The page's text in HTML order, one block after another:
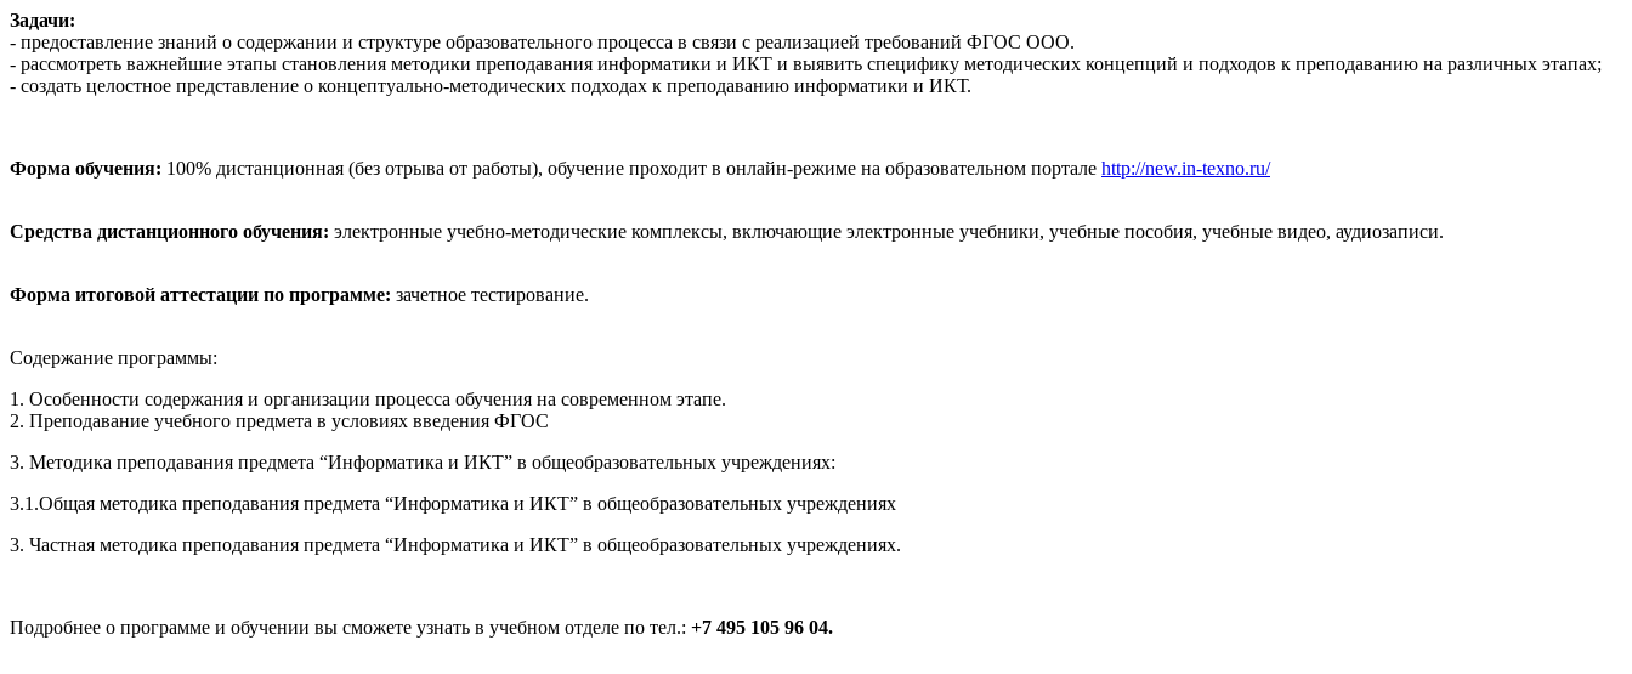
Задачи:
- предоставление знаний о содержании и структуре образовательного процесса в связи с реализацией требований ФГОС ООО.
- рассмотреть важнейшие этапы становления методики преподавания информатики и ИКТ и выявить специфику методических концепций и подходов к преподаванию на различных этапах;
- создать целостное представление о концептуально-методических подходах к преподаванию информатики и ИКТ.
Форма обучения: 100% дистанционная (без отрыва от работы), обучение проходит в онлайн-режиме на образовательном портале http://new.in-texno.ru/
Средства дистанционного обучения: электронные учебно-методические комплексы, включающие электронные учебники, учебные пособия, учебные видео, аудиозаписи.
Форма итоговой аттестации по программе: зачетное тестирование.
Содержание программы:
1. Особенности содержания и организации процесса обучения на современном этапе.
2. Преподавание учебного предмета в условиях введения ФГОС
3. Методика преподавания предмета “Информатика и ИКТ” в общеобразовательных учреждениях:
3.1.Общая методика преподавания предмета “Информатика и ИКТ” в общеобразовательных учреждениях
3. Частная методика преподавания предмета “Информатика и ИКТ” в общеобразовательных учреждениях.
Подробнее о программе и обучении вы сможете узнать в учебном отделе по тел.: +7 495 105 96 04.